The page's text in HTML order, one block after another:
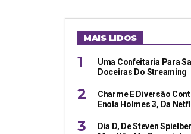
MAIS LIDOS
Uma Confeitaria Para
Doceiras Do Streaming
Charme E Diversão
Enola Holmes 3, Da
Dia D, De Steven